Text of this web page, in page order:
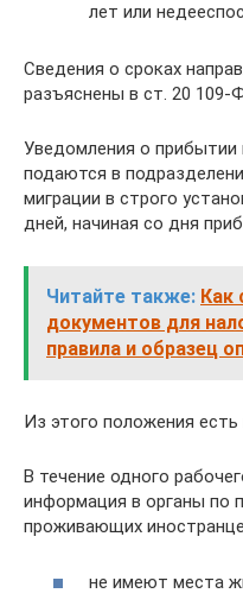
лет или
Сведения о сроках
разъяснены в ст. 20 109-
Уведомления о прибытии
подаются в
миграции в строго
дней, начиная со дня
Читайте также: Как
документов для
правила и образец
Из этого положения есть
В течение одного
информация в органы по
проживающих
не имеют места